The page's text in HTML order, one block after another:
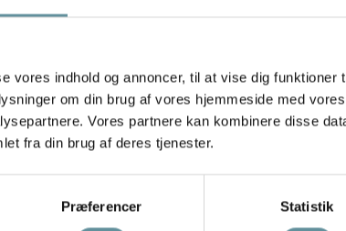
vores indhold og annoncer, til at vise dig funktioner
om din brug af vores hjemmeside med
Vores partnere kan kombinere disse
fra din brug af deres tjenester.
Præferencer Statistik
+42 +42